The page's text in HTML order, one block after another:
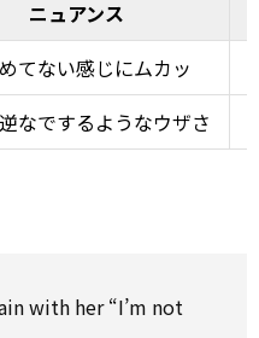
ニュアンス
てない感じにムカッ
なでするようなウザさ
with her “I’m not